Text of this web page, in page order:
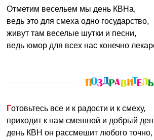
Отметим весельем мы день КВНа,
ведь это для смеха одно государство,
живут там веселые шутки и песни,
ведь юмор для всех нас конечно
Готовьтесь все и к радости и к смеху,
приходит к нам смешной и добрый
день КВН он рассмешит любого точно,